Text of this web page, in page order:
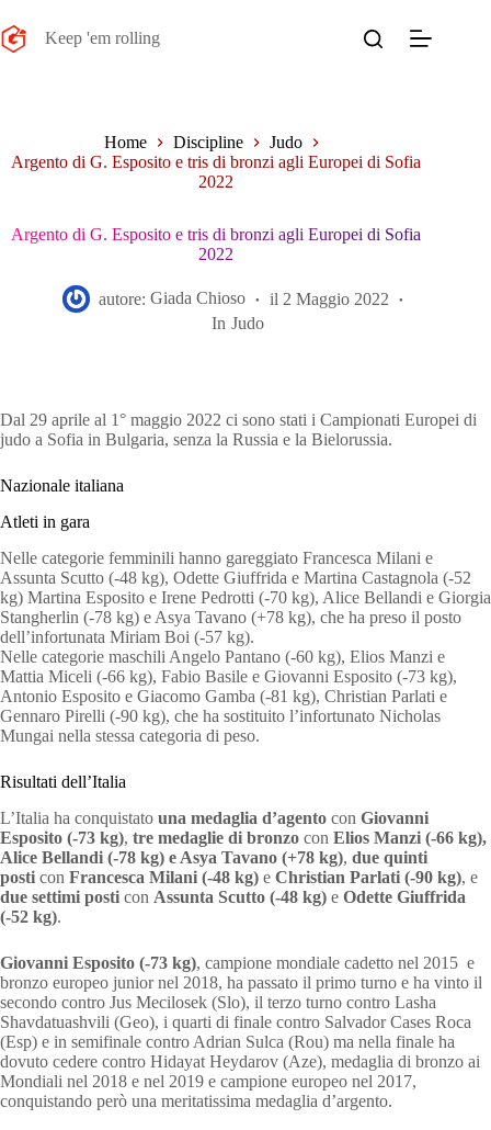
al
contenuto
Keep 'em rolling
Home Discipline
Judo
Argento di G. Esposito e tris di bronzi agli Europei di Sofia
2022
Argento di G. Esposito e tris di bronzi agli Europei di Sofia
2022
autore: Giada Chioso il 2 Maggio 2022
In Judo
Dal 29 aprile al 1° maggio 2022 ci sono stati i Campionati Europei di
judo a Sofia in Bulgaria, senza la Russia e la Bielorussia.
Nazionale italiana
Atleti in gara
Nelle categorie femminili hanno gareggiato Francesca Milani e
Assunta Scutto (-48 kg), Odette Giuffrida e Martina Castagnola (-52
kg) Martina Esposito e Irene Pedrotti (-70 kg), Alice Bellandi e Giorgia
Stangherlin (-78 kg) e Asya Tavano (+78 kg), che ha preso il posto
dell’infortunata Miriam Boi (-57 kg).
Nelle categorie maschili Angelo Pantano (-60 kg), Elios Manzi e
Mattia Miceli (-66 kg), Fabio Basile e Giovanni Esposito (-73 kg),
Antonio Esposito e Giacomo Gamba (-81 kg), Christian Parlati e
Gennaro Pirelli (-90 kg), che ha sostituito l’infortunato Nicholas
Mungai nella stessa categoria di peso.
Risultati dell’Italia
L’Italia ha conquistato una medaglia d’agento con Giovanni
Esposito (-73 kg), tre medaglie di bronzo con Elios Manzi (-66 kg),
Alice Bellandi (-78 kg) e Asya Tavano (+78 kg), due quinti
posti con Francesca Milani (-48 kg) e Christian Parlati (-90 kg), e
due settimi posti con Assunta Scutto (-48 kg) e Odette Giuffrida
(-52 kg).
Giovanni Esposito (-73 kg), campione mondiale cadetto nel 2015 e
bronzo europeo junior nel 2018, ha passato il primo turno e ha vinto il
secondo contro Jus Mecilosek (Slo), il terzo turno contro Lasha
Shavdatuashvili (Geo), i quarti di finale contro Salvador Cases Roca
(Esp) e in semifinale contro Adrian Sulca (Rou) ma nella finale ha
dovuto cedere contro Hidayat Heydarov (Aze), medaglia di bronzo ai
Mondiali nel 2018 e nel 2019 e campione europeo nel 2017,
conquistando però una meritatissima medaglia d’argento.